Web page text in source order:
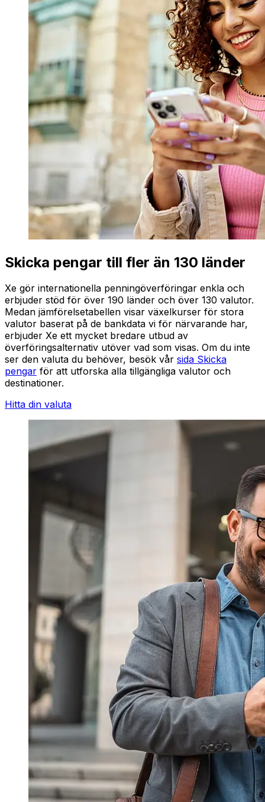
Skicka pengar till fler än 130 länder
Xe gör internationella penningöverföringar enkla och
erbjuder stöd för över 190 länder och över 130 valutor.
Medan jämförelsetabellen visar växelkurser för stora
valutor baserat på de bankdata vi för närvarande har,
erbjuder Xe ett mycket bredare utbud av
överföringsalternativ utöver vad som visas. Om du inte
ser den valuta du behöver, besök vår sida Skicka
pengar för att utforska alla tillgängliga valutor och
destinationer.
Hitta din valuta